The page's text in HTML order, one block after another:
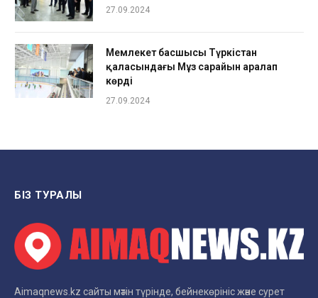
27.09.2024
Мемлекет басшысы Түркістан
қаласындағы Мұз сарайын аралап
көрді
27.09.2024
БІЗ ТУРАЛЫ
Aimaqnews.kz сайты мәтін түрінде, бейнекөрініс және сурет